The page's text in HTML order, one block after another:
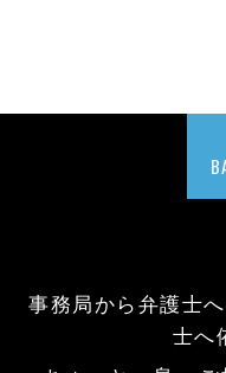
事務局から弁護士
士へ